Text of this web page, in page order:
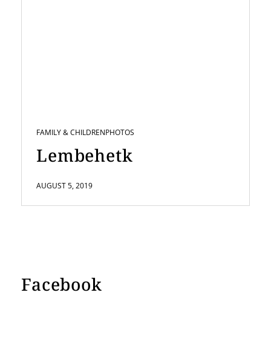
FAMILY & CHILDRENPHOTOS
Lembehetk
AUGUST 5, 2019
Facebook